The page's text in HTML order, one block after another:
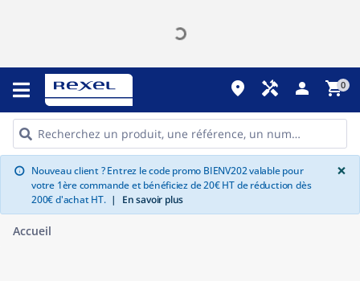
place handyman person shopping_cart0
info Nouveau client ? Entrez le code promo BIENV202 valable pour
votre 1ère commande et bénéficiez de 20€ HT de réduction dès
200€ d'achat HT. | En savoir plus
×
Accueil